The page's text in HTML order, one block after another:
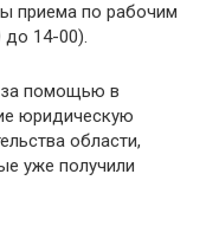
приема по рабочим
14-00).
за помощью в
юридическую
области,
уже получили